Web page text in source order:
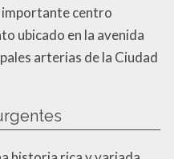
importante centro
ubicado en la avenida
arterias de la Ciudad